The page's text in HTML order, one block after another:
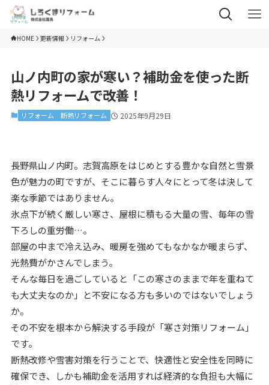
HOME 更新情報 リフォーム
山ノ内町の家が寒い？補助金を使った断
熱リフォームで改善！
リフォーム 断熱リフォーム 2025年9月29日
長野県山ノ内町。志賀高原をはじめとする豊かな自然と雪景
色が魅力の町ですが、そこに暮らす人々にとって冬は決して
楽な季節ではありません。
氷点下が続く厳しい寒さ、屋根に積もる大量の雪、毎年の雪
下ろしの重労働…。
部屋の中まで冷え込み、暖房を強めてもなかなか暖まらず、
光熱費がかさんでしまう。
そんな毎日を過ごしていると「この寒さのままで年を重ねて
も大丈夫なのか」と不安になる方も多いのではないでしょう
か。
その不安を根本から解決する手段が「寒さ対策リフォーム」
です。
断熱改修や雪害対策を行うことで、快適性と安全性を同時に
確保でき、しかも補助金を活用すれば経済的な負担も大幅に